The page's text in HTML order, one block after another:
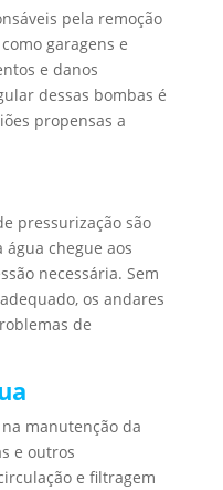
pela remoção
garagens e
e danos
dessas bombas é
propensas a
pressurização são
chegue aos
necessária. Sem
os andares
de
manutenção da
e outros
e filtragem